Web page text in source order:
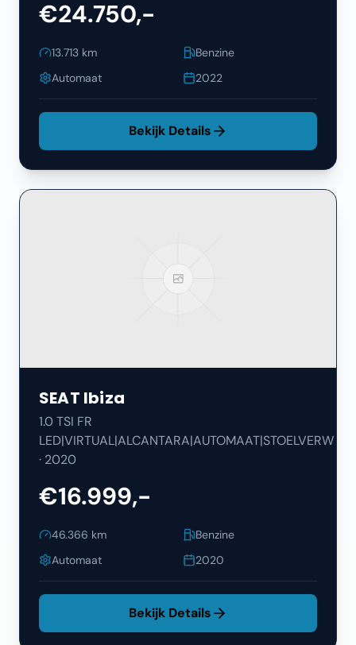
€24.750,-
13.713 km
Benzine
Automaat
2022
Bekijk Details
SEAT Ibiza
1.0 TSI FR
LED|VIRTUAL|ALCANTARA|AUTOMAAT|STOELVERW
· 2020
€16.999,-
46.366 km
Benzine
Automaat
2020
Bekijk Details